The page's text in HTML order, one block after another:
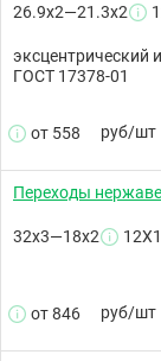
26.9х2—21.3х2
эксцентрический
ГОСТ 17378-01
от 558 руб/шт
Переходы
32х3—18х2
от 846 руб/шт